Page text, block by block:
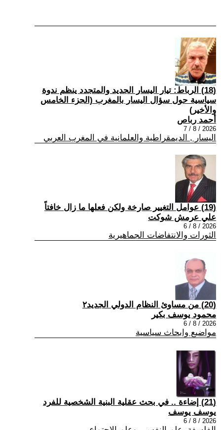
(18) الرباط: تيار اليسار الجديد والمتجدد ينظم ندوة
سياسية حول سؤال اليسار بالمغرب (الجزء الخامس
والأخير)
أحمد رباص
2026 / 8 / 7
اليسار , الديمقراطية والعلمانية في المغرب العربي
(19) عوامل التغيير صارخة ولكن فعلها ما زال خافتاً
علي عرمش شوكت
2026 / 8 / 6
الثورات والانتفاضات الجماهيرية
(20) من مساوئ النظام الدولي الجديد٢
محمود يوسف بكير
2026 / 8 / 6
مواضيع وابحاث سياسية
(21) إضاءة .. في بحث عقلية البنية الشخصية للفرد
يوسف يوسف
2026 / 8 / 6